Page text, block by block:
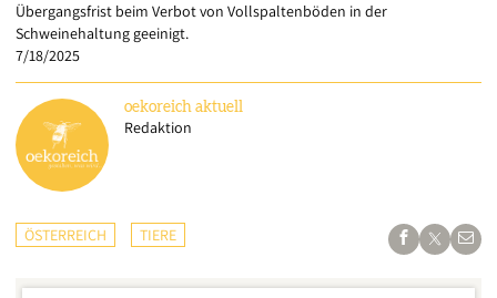
Übergangsfrist beim Verbot von Vollspaltenböden in der
Schweinehaltung geeinigt.
7/18/2025
oekoreich aktuell
Redaktion
ÖSTERREICH TIERE